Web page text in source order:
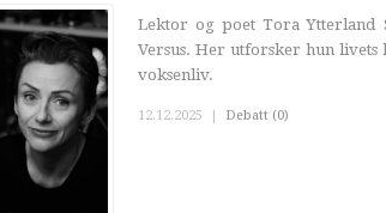
Lektor og poet Tora Ytterland
Versus. Her utforsker hun
voksenliv.
12.12.2025 | Debatt (0)